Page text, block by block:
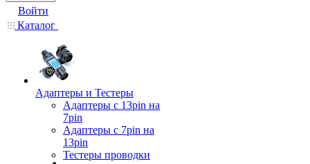
Войти
Каталог
Адаптеры и Тестеры
Адаптеры с 13pin на
7pin
Адаптеры с 7pin на
13pin
Тестеры проводки